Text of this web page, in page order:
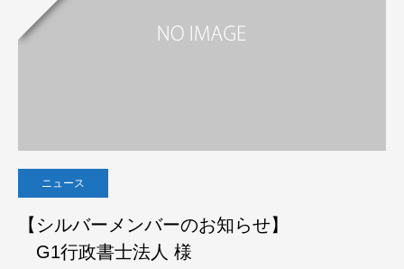
ニュース
【シルバーメンバーのお知らせ】
G1行政書士法人 様